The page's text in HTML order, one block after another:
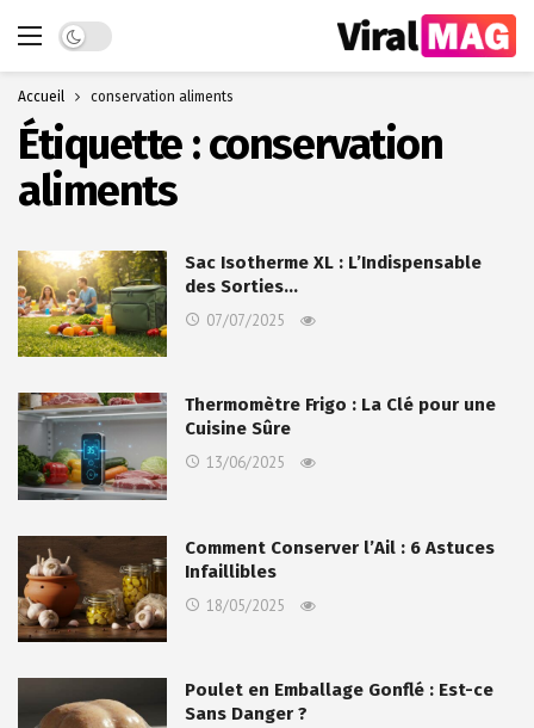
Dark mode
Accueil conservation aliments
Étiquette :conservation
aliments
Sac Isotherme XL : L’Indispensable
des Sorties…
07/07/2025
Thermomètre Frigo : La Clé pour une
Cuisine Sûre
13/06/2025
Comment Conserver l’Ail : 6 Astuces
Infaillibles
18/05/2025
Poulet en Emballage Gonflé : Est-ce
Sans Danger ?